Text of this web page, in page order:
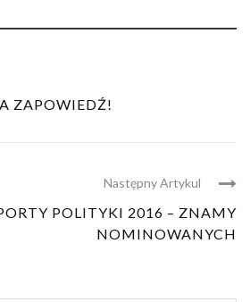
ZAPOWIEDŹ!
Następny Artykul
POLITYKI 2016 – ZNAMY
NOMINOWANYCH